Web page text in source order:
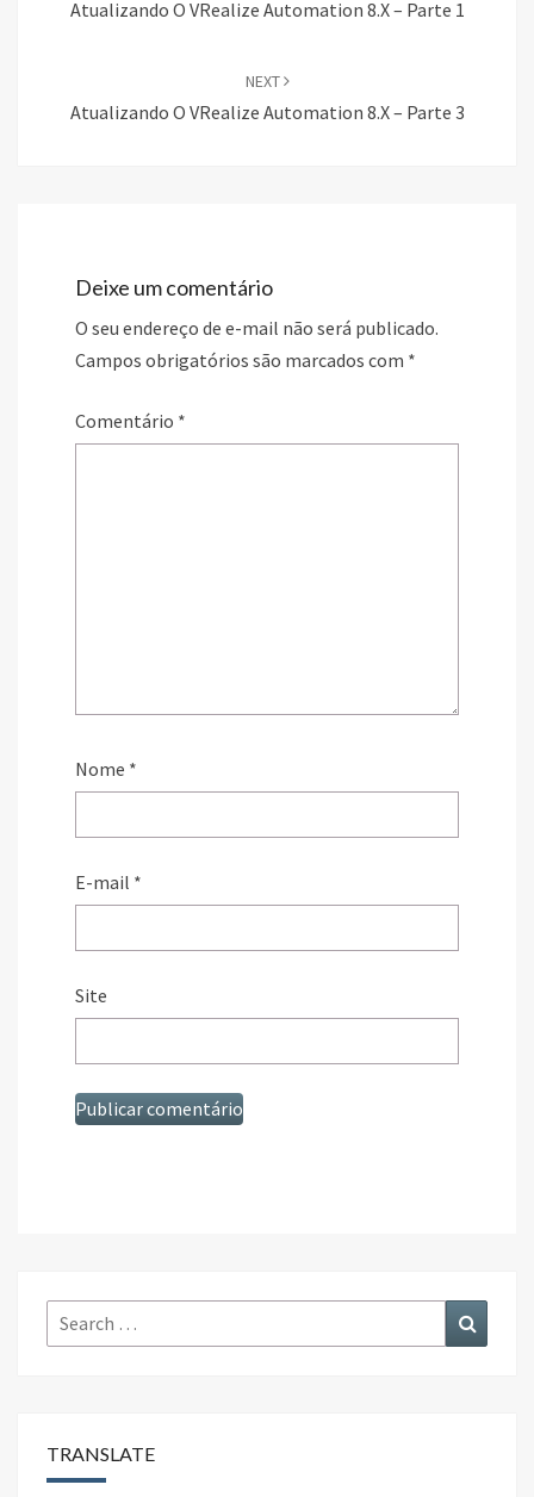
Atualizando O VRealize Automation 8.x – Parte 1
NEXT
Atualizando O VRealize Automation 8.x – Parte 3
Deixe um comentário
O seu endereço de e-mail não será publicado.
Campos obrigatórios são marcados com *
Comentário *
Nome *
E-mail *
Site
Search
for:
TRANSLATE